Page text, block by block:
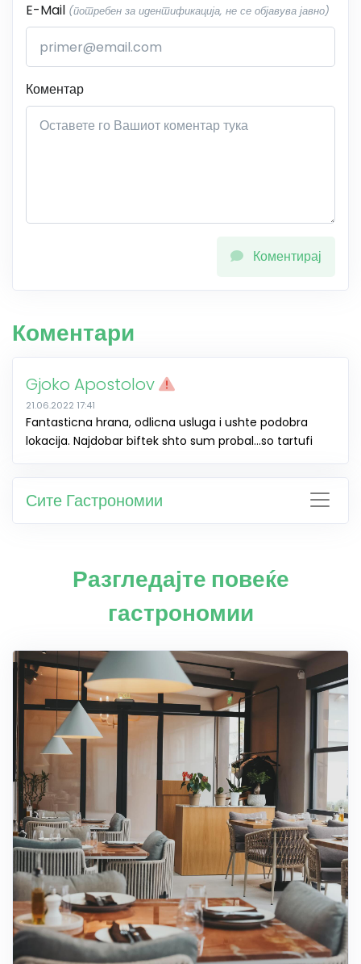
E-Mail (потребен за идентификација, не се објавува јавно)
Коментар
Коментирај
Коментари
Gjoko Apostolov
21.06.2022 17:41
Fantasticna hrana, odlicna usluga i ushte podobra
lokacija. Najdobar biftek shto sum probal...so tartufi
Сите Гастрономии
Разгледајте повеќе
гастрономии